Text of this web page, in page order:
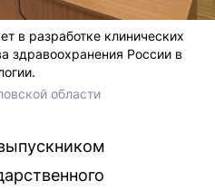
в разработке клинических
здравоохранения России в
области